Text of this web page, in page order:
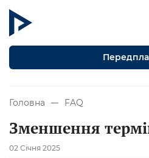
Головна FAQ
Зменшення
02 Січня 2025